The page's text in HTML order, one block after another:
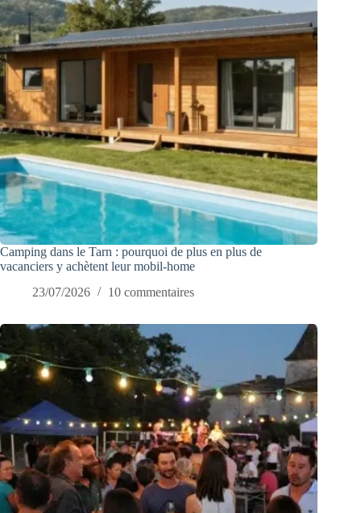
Camping dans le Tarn : pourquoi de plus en plus de
vacanciers y achètent leur mobil-home
23/07/2026
10 commentaires